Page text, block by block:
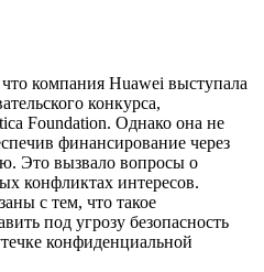
компания Huawei выступала
конкурса,
Foundation. Однако она не
финансирование через
Это вызвало вопросы о
конфликтах интересов.
с тем, что такое
под угрозу безопасность
конфиденциальной